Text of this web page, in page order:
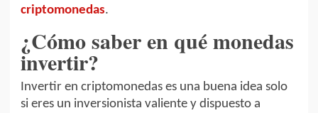
criptomonedas.
¿Cómo saber en qué monedas
invertir?
Invertir en criptomonedas es una buena idea solo
si eres un inversionista valiente y dispuesto a